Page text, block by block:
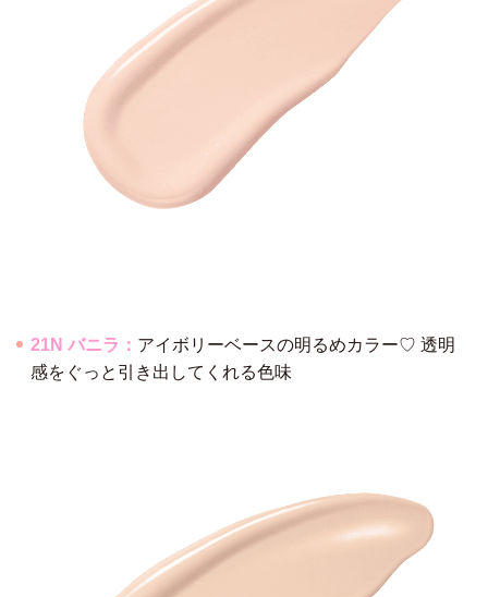
21N バニラ： アイボリーベースの明るめカラー♡ 透明
感をぐっと引き出してくれる色味